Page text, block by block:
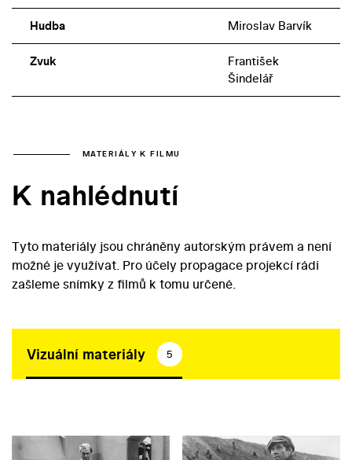
Hudba Miroslav Barvík
Zvuk
František
Šindelář
MATERIÁLY K FILMU
K nahlédnutí
Tyto materiály jsou chráněny autorským právem a není
možné je využívat. Pro účely propagace projekcí rádi
zašleme snímky z filmů k tomu určené.
Vizuální materiály 5